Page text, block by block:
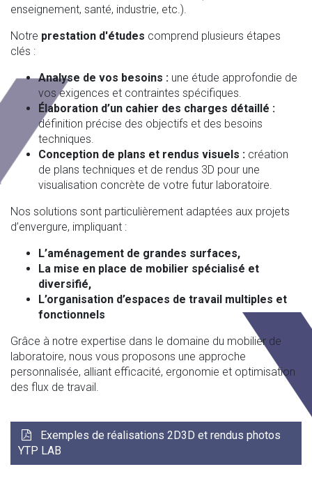
enseignement, santé, industrie, etc.).
Notre prestation d'études comprend plusieurs étapes
clés :
Analyse de vos besoins : une étude approfondie de
vos exigences et contraintes spécifiques.
Élaboration d’un cahier des charges détaillé :
définition précise des objectifs et des besoins
techniques.
Conception de plans et rendus visuels : création
de plans techniques et de rendus 3D pour une
visualisation concrète de votre futur laboratoire.
Nos solutions sont particulièrement adaptées aux projets
d’envergure, impliquant :
L’aménagement de grandes surfaces,
La mise en place de mobilier spécialisé et
diversifié,
L’organisation d’espaces de travail multiples et
fonctionnels
Grâce à notre expertise dans le domaine du mobilier de
laboratoire, nous vous proposons une approche
personnalisée, alliant efficacité, ergonomie et optimisation
des flux de travail.
Exemples de réalisations 2D3D et rendus photos
YTP LAB